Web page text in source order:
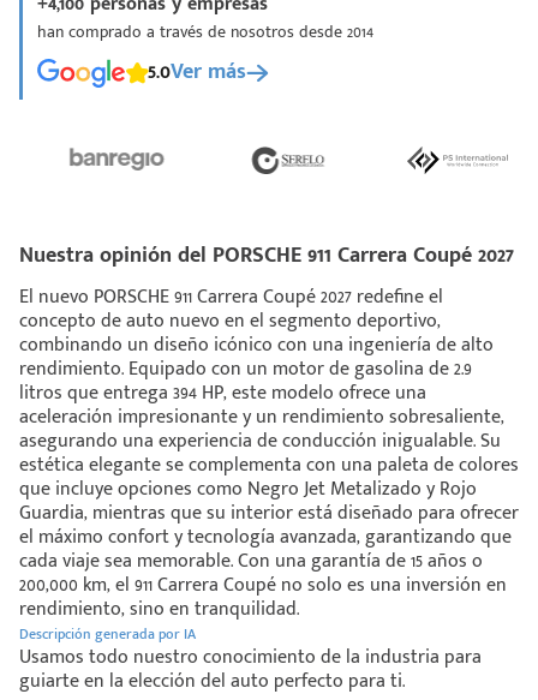
Nuestra opinión del PORSCHE 911 Carrera Coupé 2027
El nuevo PORSCHE 911 Carrera Coupé 2027 redefine el
concepto de auto nuevo en el segmento deportivo,
combinando un diseño icónico con una ingeniería de alto
rendimiento. Equipado con un motor de gasolina de 2.9
litros que entrega 394 HP, este modelo ofrece una
aceleración impresionante y un rendimiento sobresaliente,
asegurando una experiencia de conducción inigualable. Su
estética elegante se complementa con una paleta de colores
que incluye opciones como Negro Jet Metalizado y Rojo
Guardia, mientras que su interior está diseñado para ofrecer
el máximo confort y tecnología avanzada, garantizando que
cada viaje sea memorable. Con una garantía de 15 años o
200,000 km, el 911 Carrera Coupé no solo es una inversión en
rendimiento, sino en tranquilidad.
Descripción generada por IA
Usamos todo nuestro conocimiento de la industria para
guiarte en la elección del auto perfecto para ti.
han comprado a través de nosotros desde 2014
5.0Ver más